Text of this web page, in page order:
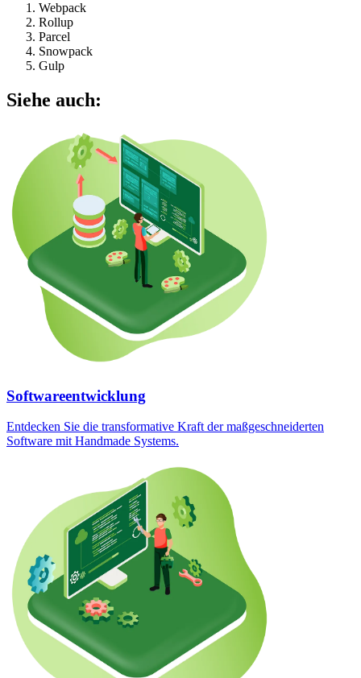
Webpack
Rollup
Parcel
Snowpack
Gulp
Siehe auch:
Softwareentwicklung
Entdecken Sie die transformative Kraft der maßgeschneiderten
Software mit Handmade Systems.